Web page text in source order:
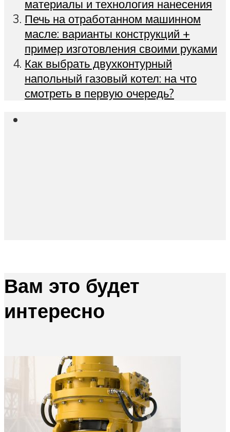
материалы и технология нанесения
Печь на отработанном машинном
масле: варианты конструкций +
пример изготовления своими руками
Как выбрать двухконтурный
напольный газовый котел: на что
смотреть в первую очередь?
Вам это будет
интересно